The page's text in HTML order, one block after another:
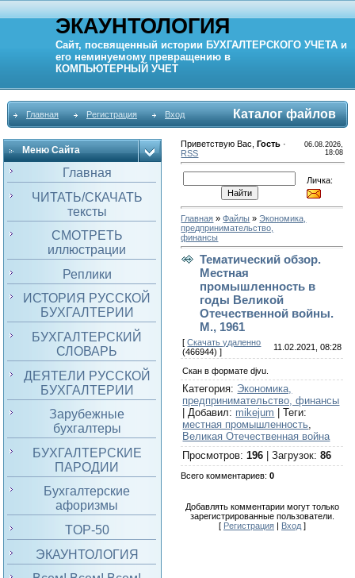
ЭКАУНТОЛОГИЯ
Сайт, посвященный истории БУХГАЛТЕРСКОГО УЧЕТА и
его неминуемому превращению в
КОМПЬЮТЕРНЫЙ УЧЕТ
Главная Регистрация Вход Каталог файлов
Меню Сайта
Главная
ЧИТАТЬ/СКАЧАТЬ
тексты
СМОТРЕТЬ
иллюстрации
Реплики
ИСТОРИЯ РУССКОЙ
БУХГАЛТЕРИИ
БУХГАЛТЕРСКИЙ
СЛОВАРЬ
ДЕЯТЕЛИ РУССКОЙ
БУХГАЛТЕРИИ
Зарубежные
бухгалтеры
БУХГАЛТЕРСКИЕ
ПАРОДИИ
Бухгалтерские
афоризмы
TOP-50
ЭКАУНТОЛОГИЯ
Приветствую Вас ,Гость ·
RSS
06.08.2026,
18:08
Личка:
Главная »Файлы »Экономика,
предпринимательство,
финансы
Тематический обзор.
Местная
промышленность в
годы Великой
Отечественной войны.
М., 1961
[Скачать удаленно
(466944) ]
11.02.2021, 08:28
Скан в формате djvu.
Категория: Экономика,
предпринимательство, финансы
|Добавил: mikejum |Теги:
местная промышленность,
Великая Отечественная война
Просмотров:196 |Загрузок:86
Всего комментариев:0
Добавлять комментарии могут только
зарегистрированные пользователи.
[ Регистрация| Вход]